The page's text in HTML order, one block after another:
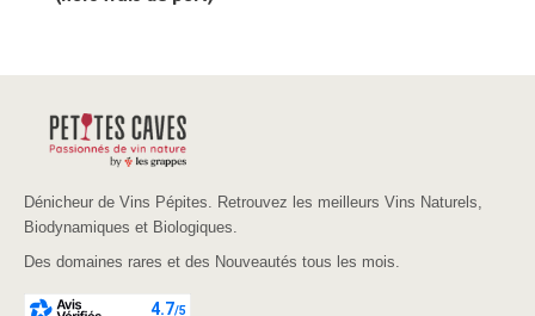
Dénicheur de Vins Pépites. Retrouvez les meilleurs Vins Naturels,
Biodynamiques et Biologiques.
Des domaines rares et des Nouveautés tous les mois.